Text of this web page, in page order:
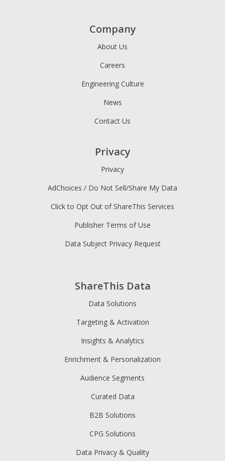
ShareThis Data
Data Solutions
Targeting & Activation
Insights & Analytics
Enrichment & Personalization
Audience Segments
Curated Data
B2B Solutions
CPG Solutions
Data Privacy & Quality
Company
About Us
Careers
Engineering Culture
News
Contact Us
Privacy
Privacy
AdChoices / Do Not Sell/Share My Data
Click to Opt Out of ShareThis Services
Publisher Terms of Use
Data Subject Privacy Request